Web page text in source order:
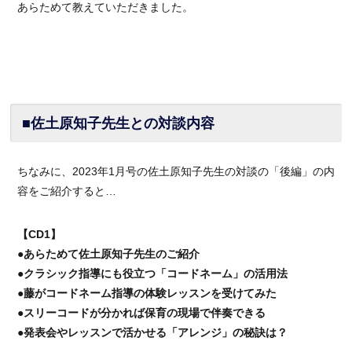
あらためて教えていただきました。
■佐土原知子先生との対談内容
ちなみに、2023年1月号の佐土原知子先生の対談の「後編」の内
容をご紹介すると…
【CD1】
●あらためて佐土原知子先生のご紹介
●クラシック指導にも役立つ「コードネーム」の活用法
●藤がコードネーム指導の体験レッスンを受けてみた
●スリーコードが分かれば保育の現場で伴奏できる
●発表会やレッスンで活かせる「アレンジ」の秘訣は？